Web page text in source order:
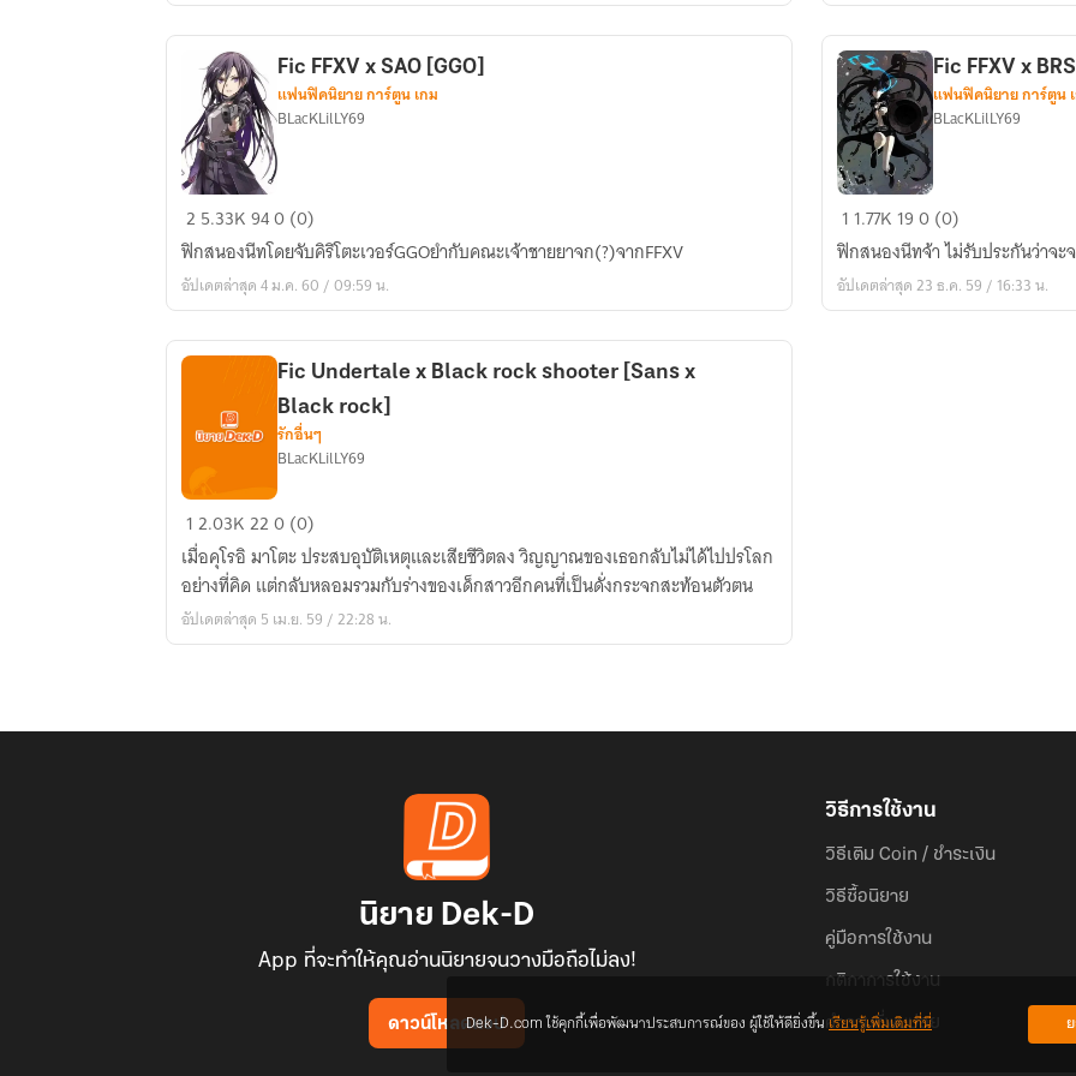
Fic
FFXV
x
SAO
Fic FFXV x SAO [GGO]
แฟนฟิคนิยาย การ์ตูน เกม
BLacKLilLY69
2 5.33K940 (0)
ฟิกสนองนีทโดยจับคิริโตะเวอร์GGOยํากับคณะเจ้าชายยาจก(?)จากFFXV
อัปเดตล่าสุด 4 ม.ค. 60 / 09:59 น.
Fic
FFXV
x
BRS
Fic FFXV x BRS
แฟนฟิคนิยาย การ์ตูน
BLacKLilLY69
1 1.77K 190 (0)
ฟิกสนองนีทจ้า ไม่รับประกันว่าจะ
อัปเดตล่าสุด 23 ธ.ค. 59 / 16:33 น.
Fic
Undertale
x
Black
rock
Fic Undertale x Black rock shooter [Sans x
Black rock]
รักอื่นๆ
BLacKLilLY69
12.03K220 (0)
เมื่อคุโรอิ มาโตะ ประสบอุบัติเหตุและเสียชีวิตลง วิญญาณของเธอกลับไม่ได้ไปปรโลก
อย่างที่คิด แต่กลับหลอมรวมกับร่างของเด็กสาวอีกคนที่เป็นดั่งกระจกสะท้อนตัวตน
อัปเดตล่าสุด 5 เม.ย. 59 / 22:28 น.
นิยาย Dek-D
App ที่จะทำให้คุณอ่านนิยายจนวางมือถือไม่ลง!
ดาวน์โหลดแอป
วิธีการใช้งาน
วิธีเติม Coin / ชำระเงิน
วิธีซื้อนิยาย
คู่มือการใช้งาน
กติกาการใช้งาน
คำถามที่พบบ่อย
Dek-D.com ใช้คุกกี้เพื่อพัฒนาประสบการณ์ของ ผู้ใช้ให้ดียิ่งขึ้นเรียนรู้เพิ่มเติมที่นี่